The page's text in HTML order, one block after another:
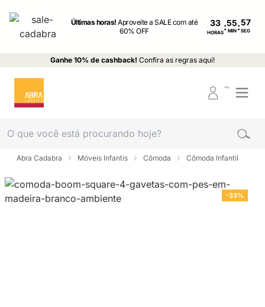
Últimas horas!Aproveite a SALE com até
60% OFF
33
HORAS: MIN : SEG
Ganhe 10% de cashback! Confira as regras aqui!
Abra Cadabra Móveis Infantis Cômoda Cômoda Infantil
-33%